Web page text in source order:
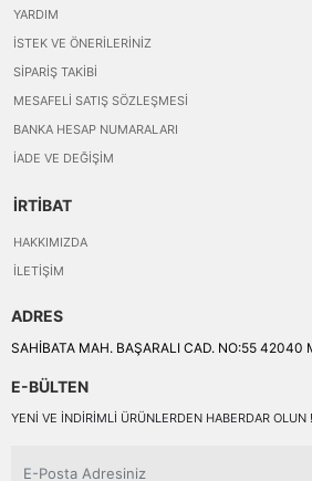
YARDIM
İSTEK VE ÖNERILERINIZ
SIPARIŞ TAKIBI
MESAFELI SATIŞ SÖZLEŞMESI
BANKA HESAP NUMARALARI
İADE VE DEĞIŞIM
İRTİBAT
HAKKIMIZDA
İLETIŞIM
ADRES
SAHİBATA MAH. BAŞARALI CAD. NO:55 42040
E-BÜLTEN
YENI VE INDIRIMLI ÜRÜNLERDEN HABERDAR OLUN !